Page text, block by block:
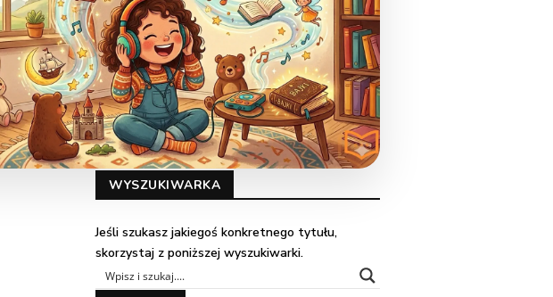
WYSZUKIWARKA
Jeśli szukasz jakiegoś konkretnego tytułu,
skorzystaj z poniższej wyszukiwarki.